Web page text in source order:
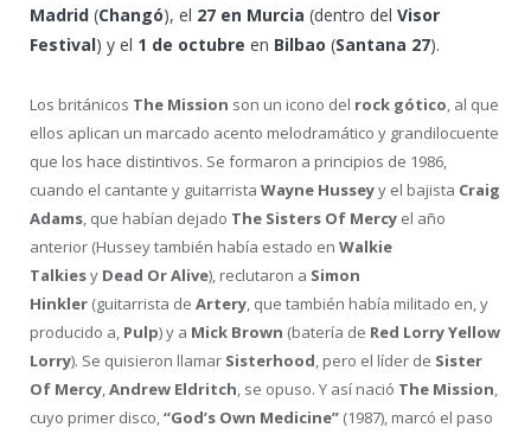
Madrid (Changó), el 27 en Murcia (dentro del Visor
Festival) y el 1 de octubre en Bilbao (Santana 27).
Los británicos The Mission son un icono del rock gótico, al que
ellos aplican un marcado acento melodramático y grandilocuente
que los hace distintivos. Se formaron a principios de 1986,
cuando el cantante y guitarrista Wayne Husseyy el bajista Craig
Adams, que habían dejado The Sisters Of Mercy el año
anterior (Hussey también había estado en Walkie
Talkiesy Dead Or Alive), reclutaron a Simon
Hinkler (guitarrista de Artery, que también había militado en, y
producido a, Pulp) y a Mick Brown (batería de Red Lorry Yellow
Lorry). Se quisieron llamar Sisterhood, pero el líder de Sister
Of Mercy,Andrew Eldritch, se opuso. Y así nació The Mission,
cuyo primer disco,“God’s Own Medicine” (1987), marcó el paso